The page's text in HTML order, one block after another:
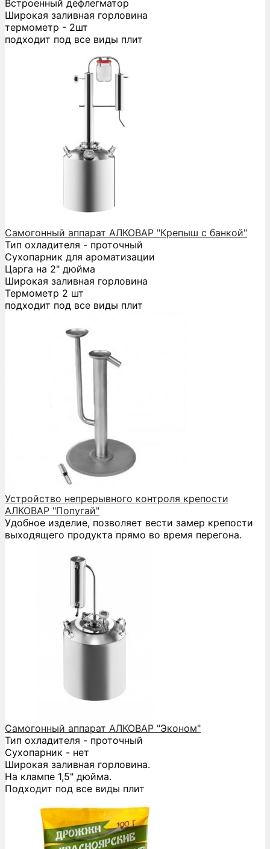
Встроенный дефлегматор
Широкая заливная горловина
термометр - 2шт
подходит под все виды плит
Самогонный аппарат АЛКОВАР "Крепыш с банкой"
Тип охладителя - проточный
Сухопарник для ароматизации
Царга на 2" дюйма
Широкая заливная горловина
Термометр 2 шт
подходит под все виды плит
Устройство непрерывного контроля крепости
АЛКОВАР "Попугай"
Удобное изделие, позволяет вести замер крепости
выходящего продукта прямо во время перегона.
Самогонный аппарат АЛКОВАР "Эконом"
Тип охладителя - проточный
Сухопарник - нет
Широкая заливная горловина.
На клампе 1,5" дюйма.
Подходит под все виды плит